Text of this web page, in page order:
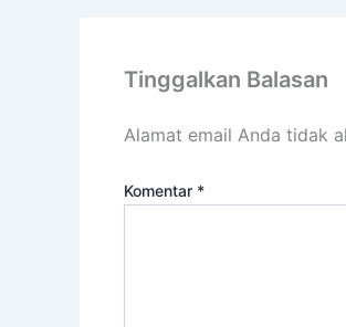
Tinggalkan Balasan
Alamat email Anda tidak
Komentar *